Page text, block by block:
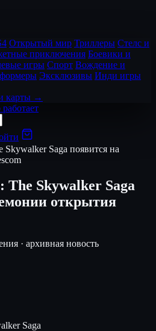
Открытый мир Триллеры Стелс и
приключения Боевики и
игры Спорт Вождение и
Эксклюзивы Инди игры
карты →
Skywalker Saga появится на
Skywalker Saga
открытия
· архивная новость
Saga